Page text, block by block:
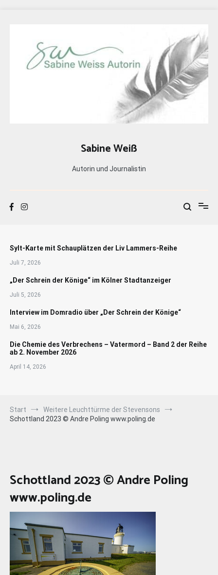
Sabine Weiß
Autorin und Journalistin
Sylt-Karte mit Schauplätzen der Liv Lammers-Reihe
Juli 7, 2026
„Der Schrein der Könige“ im Kölner Stadtanzeiger
Juli 5, 2026
Interview im Domradio über „Der Schrein der Könige“
Mai 6, 2026
Die Chemie des Verbrechens – Vatermord – Band 2 der Reihe
ab 2. November 2026
April 14, 2026
Start
Weitere Leuchttürme der Stevensons
Schottland 2023 © Andre Poling www.poling.de
Schottland 2023 © Andre Poling
www.poling.de